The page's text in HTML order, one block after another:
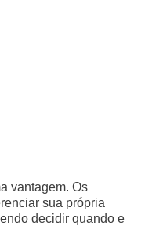
vantagem. Os
sua própria
decidir quando e